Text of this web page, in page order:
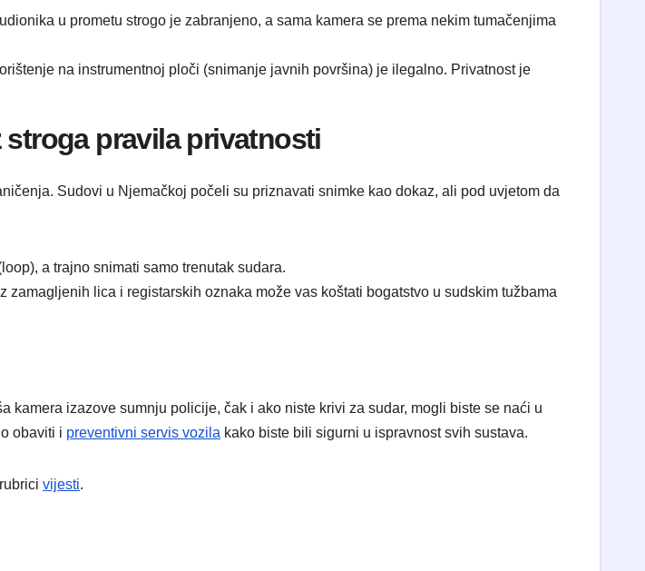
u prometu strogo je zabranjeno, a sama kamera se prema nekim tumačenjima
na instrumentnoj ploči (snimanje javnih površina) je ilegalno. Privatnost je
stroga pravila privatnosti
Sudovi u Njemačkoj počeli su priznavati snimke kao dokaz, ali pod uvjetom da
a trajno snimati samo trenutak sudara.
zamagljenih lica i registarskih oznaka može vas koštati bogatstvo u sudskim tužbama
izazove sumnju policije, čak i ako niste krivi za sudar, mogli biste se naći u
obaviti i preventivni servis vozila kako biste bili sigurni u ispravnost svih sustava.
vijesti.